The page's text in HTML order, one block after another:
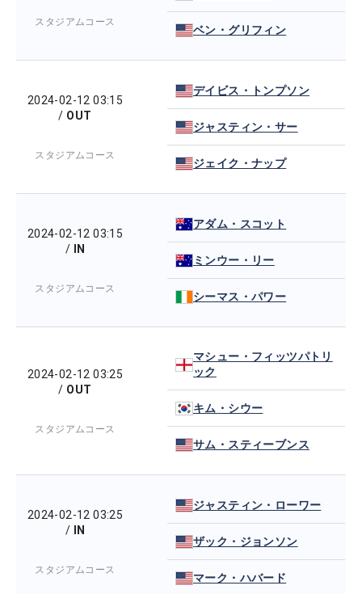
スタジアムコース
ベン・グリフィン
2024-02-12 03:15
/ OUT
スタジアムコース
デイビス・トンプソン
ジャスティン・サー
ジェイク・ナップ
2024-02-12 03:15
/
IN
スタジアムコース
アダム・スコット
ミンウー・リー
シーマス・パワー
2024-02-12 03:25
/ OUT
スタジアムコース
マシュー・フィッツパトリ
ック
キム・シウー
サム・スティーブンス
2024-02-12 03:25
/
IN
スタジアムコース
ジャスティン・ローワー
ザック・ジョンソン
マーク・ハバード